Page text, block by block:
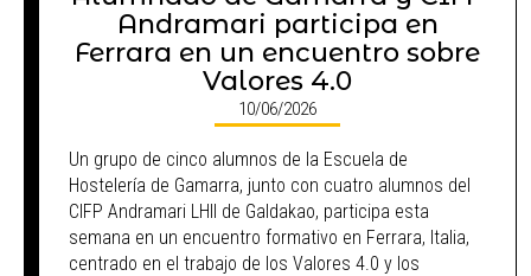
Andramari participa en
Ferrara en un encuentro sobre
Valores 4.0
10/06/2026
Un grupo de cinco alumnos de la Escuela de
Hostelería de Gamarra, junto con cuatro alumnos del
CIFP Andramari LHII de Galdakao, participa esta
semana en un encuentro formativo en Ferrara, Italia,
centrado en el trabajo de los Valores 4.0 y los